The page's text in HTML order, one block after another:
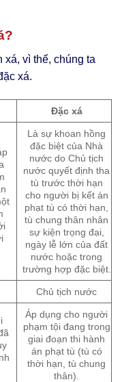
vì thế, chúng ta
xá.
Đặc xá
Là sự khoan hồng
đặc biệt của Nhà
nước do Chủ tịch
nước quyết định tha
tù trước thời hạn
cho người bị kết án
phạt tù có thời hạn,
tù chung thân nhân
sự kiện trọng đại,
ngày lễ lớn của đất
nước hoặc trong
trường hợp đặc biệt.
Chủ tịch nước
Áp dụng cho người
phạm tội đang trong
giai đoạn thi hành
án phạt tù (tù có
thời hạn, tù chung
thân).